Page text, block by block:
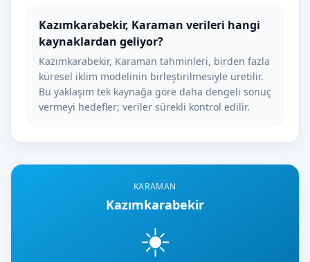
KARAMAN
Kazımkarabekir
☀️
Kazımkarabekir, Karaman verileri hangi
kaynaklardan geliyor?
Kazımkarabekir, Karaman tahminleri, birden fazla
küresel iklim modelinin birleştirilmesiyle üretilir.
Bu yaklaşım tek kaynağa göre daha dengeli sonuç
vermeyi hedefler; veriler sürekli kontrol edilir.